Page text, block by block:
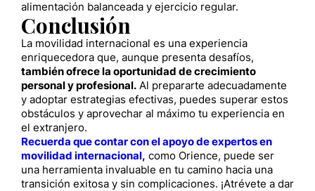
alimentación balanceada y ejercicio regular.
Conclusión
La movilidad internacional es una experiencia
enriquecedora que, aunque presenta desafíos,
también ofrece la oportunidad de crecimiento
personal y profesional. Al prepararte adecuadamente
y adoptar estrategias efectivas, puedes superar estos
obstáculos y aprovechar al máximo tu experiencia en
el extranjero.
Recuerda que contar con el apoyo de expertos en
movilidad internacional, como Orience, puede ser
una herramienta invaluable en tu camino hacia una
transición exitosa y sin complicaciones. ¡Atrévete a dar